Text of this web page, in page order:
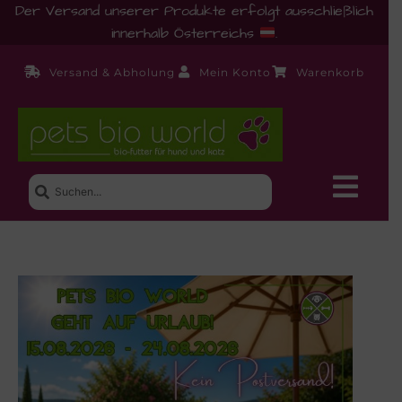
Der Versand unserer Produkte erfolgt ausschließlich
innerhalb Österreichs
.
Versand & Abholung Mein Konto Warenkorb
Neue Produkte
Shop
Ernährungsberatung!
Startseite